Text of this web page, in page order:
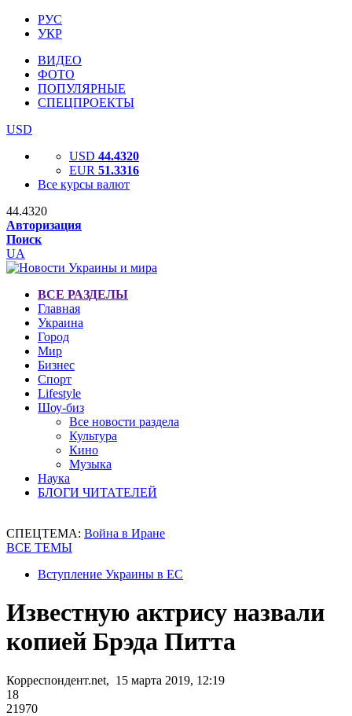
РУС
УКР
ВИДЕО
ФОТО
ПОПУЛЯРНЫЕ
СПЕЦПРОЕКТЫ
USD
USD 44.4320
EUR 51.3316
Все курсы валют
44.4320
Авторизация
Поиск
UA
ВСЕ РАЗДЕЛЫ
Главная
Украина
Город
Мир
Бизнес
Спорт
Lifestyle
Шоу-биз
Все новости раздела
Культура
Кино
Музыка
Наука
БЛОГИ ЧИТАТЕЛЕЙ
СПЕЦТЕМА: Война в Иране
ВСЕ ТЕМЫ
Вступление Украины в ЕС
Известную актрису назвали
копией Брэда Питта
Корреспондент.net, 15 марта 2019, 12:19
18
21970